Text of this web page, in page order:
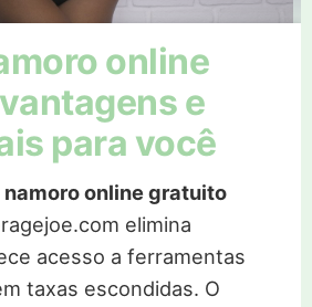
online
e
para você
online gratuito
elimina
acesso a ferramentas
taxas escondidas. O